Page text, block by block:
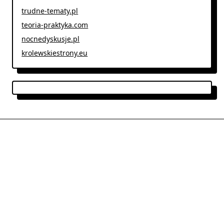
trudne-tematy.pl
teoria-praktyka.com
nocnedyskusje.pl
krolewskiestrony.eu